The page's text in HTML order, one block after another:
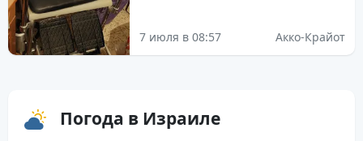
7 июля в 08:57 Акко-Крайот
Погода в Израиле